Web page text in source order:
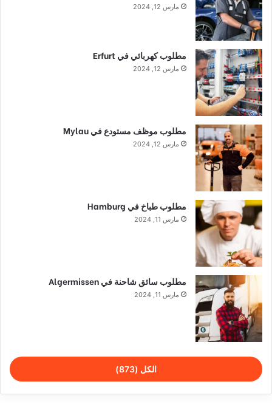
مارس 12, 2024
مطلوب كهربائي في Erfurt
مارس 12, 2024
مطلوب موظف مستودع في Mylau
مارس 12, 2024
مطلوب طباخ في Hamburg
مارس 11, 2024
مطلوب سائق شاحنة في Algermissen
مارس 11, 2024
الكل (873)